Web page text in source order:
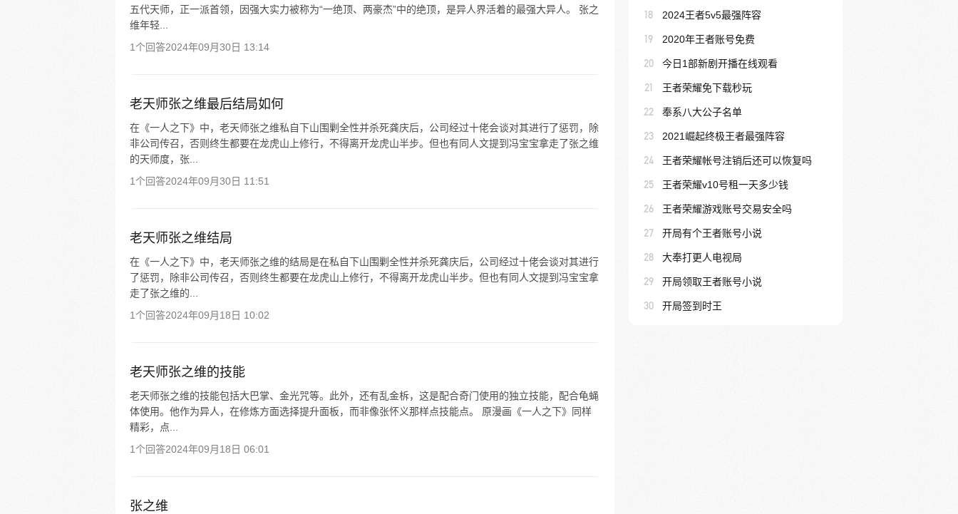
五代天师，正一派首领，因强大实力被称为“一绝顶、两豪杰”中的绝顶，是异人界活着的最强大异人。 张之
维年轻...
1个回答2024年09月30日 13:14
老天师张之维最后结局如何
在《一人之下》中，老天师张之维私自下山围剿全性并杀死龚庆后，公司经过十佬会谈对其进行了惩罚，除
非公司传召，否则终生都要在龙虎山上修行，不得离开龙虎山半步。但也有同人文提到冯宝宝拿走了张之维
的天师度，张...
1个回答2024年09月30日 11:51
老天师张之维结局
在《一人之下》中，老天师张之维的结局是在私自下山围剿全性并杀死龚庆后，公司经过十佬会谈对其进行
了惩罚，除非公司传召，否则终生都要在龙虎山上修行，不得离开龙虎山半步。但也有同人文提到冯宝宝拿
走了张之维的...
1个回答2024年09月18日 10:02
老天师张之维的技能
老天师张之维的技能包括大巴掌、金光咒等。此外，还有乱金柝，这是配合奇门使用的独立技能，配合龟蝇
体使用。他作为异人，在修炼方面选择提升面板，而非像张怀义那样点技能点。 原漫画《一人之下》同样
精彩，点...
1个回答2024年09月18日 06:01
张之维
18 2024王者5v5最强阵容
19 2020年王者账号免费
20 今日1部新剧开播在线观看
21 王者荣耀免下载秒玩
22 奉系八大公子名单
23 2021崛起终极王者最强阵容
24 王者荣耀帐号注销后还可以恢复吗
25 王者荣耀v10号租一天多少钱
26 王者荣耀游戏账号交易安全吗
27 开局有个王者账号小说
28 大奉打更人电视局
29 开局领取王者账号小说
30 开局签到时王